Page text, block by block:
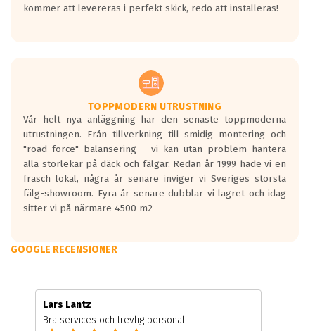
kommer att levereras i perfekt skick, redo att installeras!
TOPPMODERN UTRUSTNING
Vår helt nya anläggning har den senaste toppmoderna
utrustningen. Från tillverkning till smidig montering och
"road force" balansering - vi kan utan problem hantera
alla storlekar på däck och fälgar. Redan år 1999 hade vi en
fräsch lokal, några år senare inviger vi Sveriges största
fälg-showroom. Fyra år senare dubblar vi lagret och idag
sitter vi på närmare 4500 m2
GOOGLE RECENSIONER
Lars Lantz
Bra services och trevlig personal.